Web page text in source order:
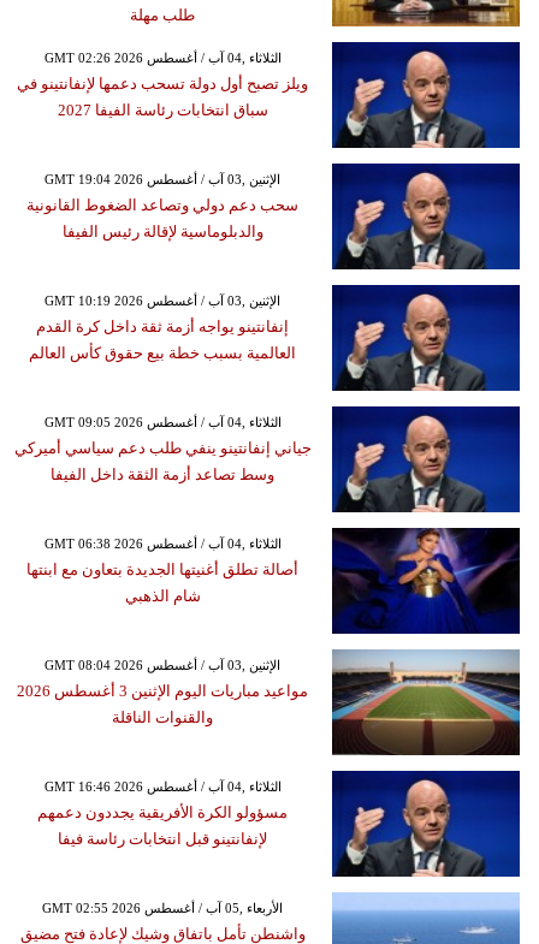
طلب مهلة
GMT 02:26 2026 الثلاثاء ,04 آب / أغسطس
ويلز تصبح أول دولة تسحب دعمها لإنفانتينو في
سباق انتخابات رئاسة الفيفا 2027
GMT 19:04 2026 الإثنين ,03 آب / أغسطس
سحب دعم دولي وتصاعد الضغوط القانونية
والدبلوماسية لإقالة رئيس الفيفا
GMT 10:19 2026 الإثنين ,03 آب / أغسطس
إنفانتينو يواجه أزمة ثقة داخل كرة القدم
العالمية بسبب خطة بيع حقوق كأس العالم
GMT 09:05 2026 الثلاثاء ,04 آب / أغسطس
جياني إنفانتينو ينفي طلب دعم سياسي أميركي
وسط تصاعد أزمة الثقة داخل الفيفا
GMT 06:38 2026 الثلاثاء ,04 آب / أغسطس
أصالة تطلق أغنيتها الجديدة بتعاون مع ابنتها
شام الذهبي
GMT 08:04 2026 الإثنين ,03 آب / أغسطس
مواعيد مباريات اليوم الإثنين 3 أغسطس 2026
والقنوات الناقلة
GMT 16:46 2026 الثلاثاء ,04 آب / أغسطس
مسؤولو الكرة الأفريقية يجددون دعمهم
لإنفانتينو قبل انتخابات رئاسة فيفا
GMT 02:55 2026 الأربعاء ,05 آب / أغسطس
واشنطن تأمل باتفاق وشيك لإعادة فتح مضيق